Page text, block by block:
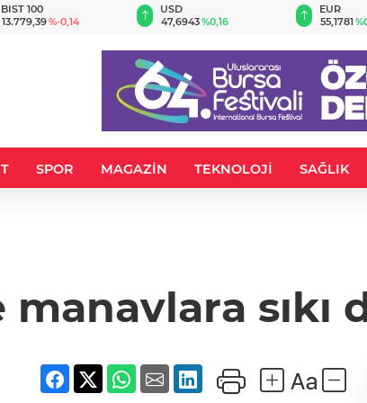
BIST 100
13.779,39%-0,14
USD
47,6943%0,16
EUR
55,1781
SPOR MAGAZİN TEKNOLOJİ SAĞLIK
sıkı